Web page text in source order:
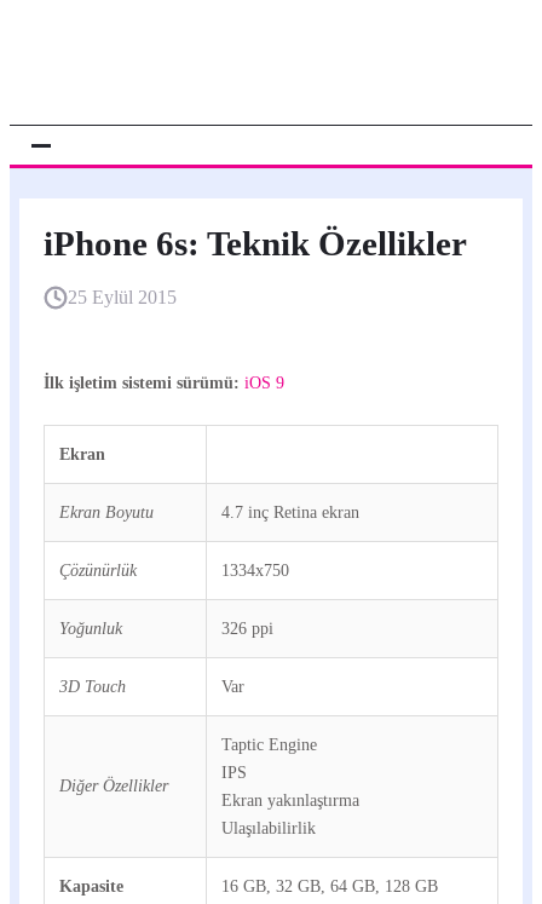
iPhone 6s: Teknik Özellikler
25 Eylül 2015
İlk işletim sistemi sürümü: iOS 9
Ekran
Ekran Boyutu 4.7 inç Retina ekran
Çözünürlük 1334x750
Yoğunluk 326 ppi
3D Touch Var
Diğer Özellikler
Taptic Engine
IPS
Ekran yakınlaştırma
Ulaşılabilirlik
Kapasite 16 GB, 32 GB, 64 GB, 128 GB